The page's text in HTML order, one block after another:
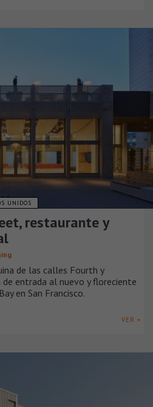
UNIDOS
restaurante y
de las calles Fourth y
entrada al nuevo y floreciente
en San Francisco.
VER +